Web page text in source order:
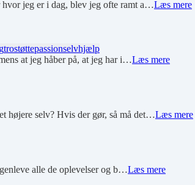
hvor jeg er i dag, blev jeg ofte ramt a…Læs mere
trostøttepassionselvhjælp
at jeg håber på, at jeg har i…Læs mere
højere selv? Hvis der gør, så må det…Læs mere
alle de oplevelser og b…Læs mere